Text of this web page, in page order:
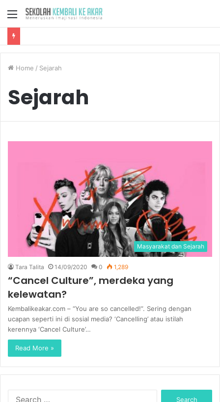
Menu
Home / Sejarah
Sejarah
Masyarakat dan Sejarah
Tara Talita 14/09/2020 0 1,289
“Cancel Culture”, merdeka yang
kelewatan?
Kembalikeakar.com – “You are so cancelled!”. Sering dengan
ucapan seperti ini di sosial media? ‘Cancelling’ atau istilah
kerennya ‘Cancel Culture’…
Read More »